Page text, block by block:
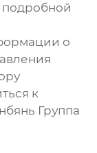
подробной
о
к
Группа